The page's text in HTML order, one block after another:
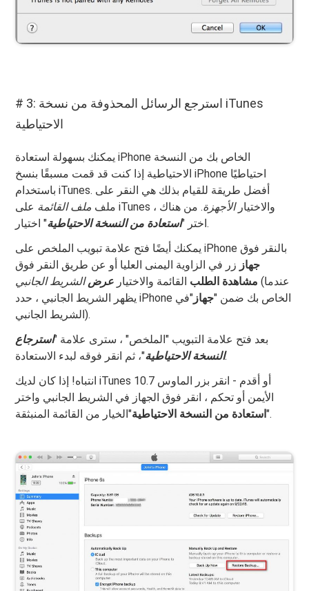
# 3: استرجع الرسائل المحذوفة من نسخة iTunes
الاحتياطية
يمكنك بسهولة استعادة iPhone الخاص بك من النسخة
الاحتياطية إذا كنت قد قمت مسبقًا بنسخ iPhone احتياطيًا
باستخدام iTunes. أفضل طريقة للقيام بذلك هي النقر على
ملف ملف القائمة على iTunes والاختيارالأجهزة. من هناك ،
اختر "استعادة من النسخة الاحتياطية
" اختيار.
يمكنك أيضًا فتح علامة تبويب الملخص على iPhone بالنقر فوق
جهاز زر في الزاوية اليمنى العليا أو عن طريق النقر فوق
مشاهدة الطلب القائمة والاختيار عرضالشريط الجانبي
(عندما
يظهر الشريط الجانبي ، حدد iPhone الخاص بك ضمن "جهاز "في
الشريط الجانبي).
بعد فتح علامة التبويب "الملخص" ، سترى علامة "استرجاع
النسخة الاحتياطية"، ثم انقر فوقه لبدء الاستعادة.
انتباه! إذا كان لديك iTunes 10.7 أو أقدم - انقر بزر الماوس
الأيمن أو تحكم ، انقر فوق الجهاز في الشريط الجانبي واختر
"استعادة من النسخة الاحتياطية "الخيار من القائمة المنبثقة.